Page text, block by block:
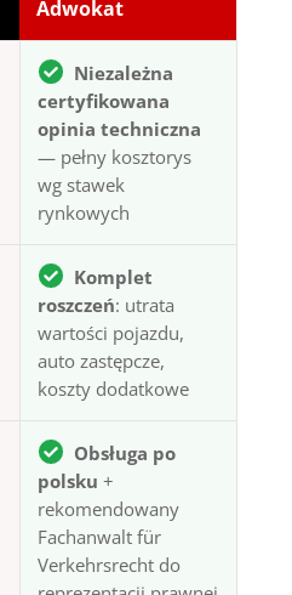
Adwokat
Niezależna
certyfikowana
opinia techniczna
— pełny kosztorys
wg stawek
rynkowych
Komplet
roszczeń: utrata
wartości pojazdu,
auto zastępcze,
koszty dodatkowe
Obsługa po
polsku +
rekomendowany
Fachanwalt für
Verkehrsrecht do